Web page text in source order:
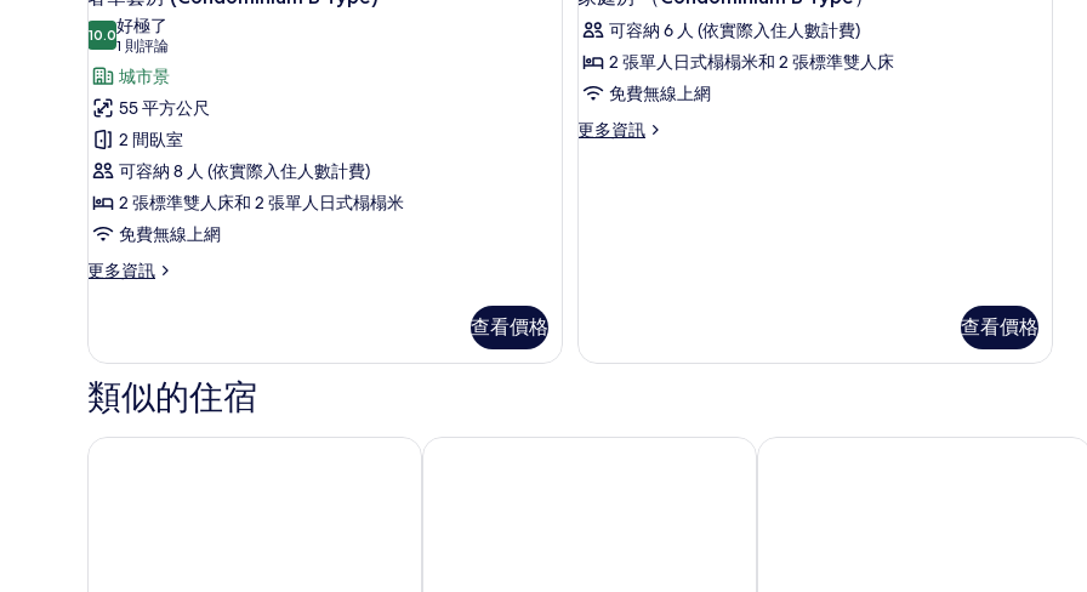
相
片
Type
的
詳
情
相
片
Type
的
詳
情
示
奢
華
套
房
(Condominium
B
Type)
的
相
片
10.010.0 分，滿分 10 分
好極了
1 則評論
(1
則
評
論)
城市景
55 平方公尺
2 間臥室
可容納 8 人 (依實際入住人數計費)
2 張標準雙人床和 2 張單人日式榻榻米
免費無線上網
更多資訊
更
套
房
(Condominium
Type)
查看價格
示
家
庭
（Condominium
片
可容納 6 人 (依實際入住人數計費)
2 張單人日式榻榻米和 2 張標準雙人床
免費無線上網
更多資訊
更
情
查看價格
類似的住宿
MONday Apart Premium 京都站 京都套房蘭多爾住宅飯店 MONday Apart Premium 京都站鴨川